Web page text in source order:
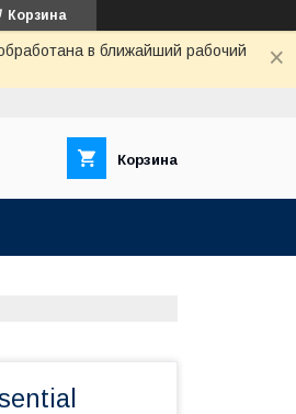
Корзина
в ближайший рабочий
Корзина